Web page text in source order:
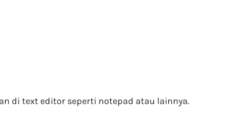
di text editor seperti notepad atau lainnya.